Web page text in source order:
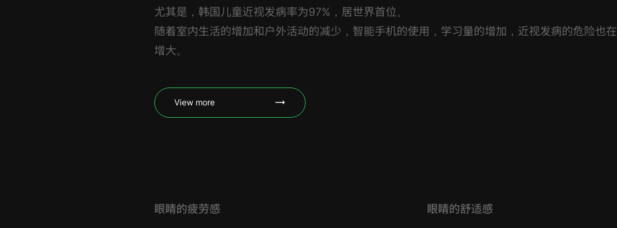
尤其是，韩国儿童近视发病率为97%，居世界首位。
随着室内生活的增加和户外活动的减少，智能手机的使用，学习量的增加，近视发病的危险也在
增大。
View more
眼睛的疲劳感 眼睛的舒适感